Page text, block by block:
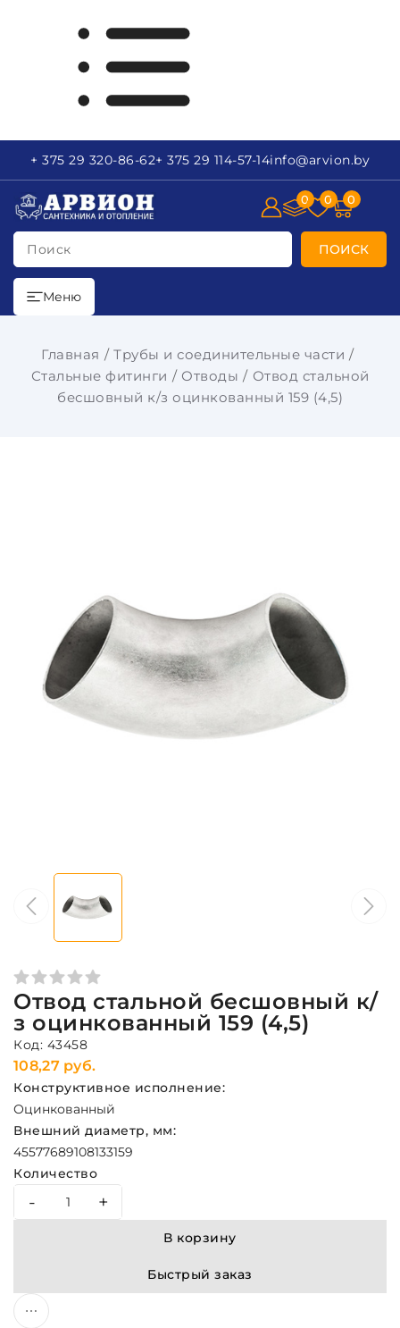
+ 375 29 320-86-62+ 375 29 114-57-14info@arvion.by
Поиск ПОИСК
0 0 0
Меню
Главная
Трубы и соединительные части
Стальные фитинги
Отводы
Отвод стальной
бесшовный к/з оцинкованный 159 (4,5)
Отвод стальной бесшовный к/
з оцинкованный 159 (4,5)
Код: 43458
108,27 руб.
Конструктивное исполнение:
Оцинкованный
Внешний диаметр, мм:
45577689108133159
Количество
- +
В корзину
Быстрый заказ